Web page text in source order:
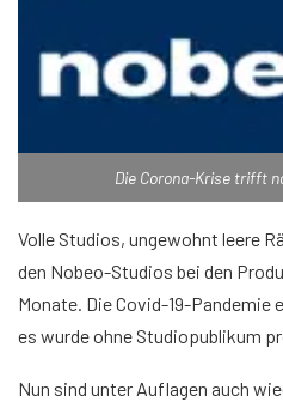
Die Corona-Krise trifft
Volle Studios, ungewohnt leere
den Nobeo-Studios bei den
Monate. Die Covid-19-Pandemie
es wurde ohne Studiopublikum
Nun sind unter Auflagen auch